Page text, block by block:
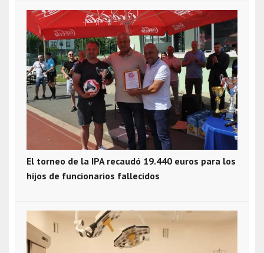
El torneo de la IPA recaudó 19.440 euros para los
hijos de funcionarios fallecidos